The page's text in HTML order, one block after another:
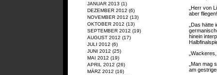
JANUAR 2013 (1)
DEZEMBER 2012 (6)
NOVEMBER 2012 (13)
OKTOBER 2012 (13)
SEPTEMBER 2012 (19)
AUGUST 2012 (17)
JULI 2012 (6)
JUNI 2012 (25)
MAI 2012 (19)
APRIL 2012 (26)
MÄRZ 2012 (16)
„Herr von
aber
„Das
hinein
„Man
am